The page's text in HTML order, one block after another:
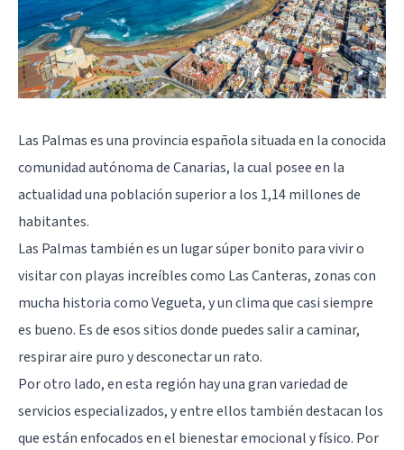
Las Palmas es una provincia española situada en la conocida
comunidad autónoma de Canarias, la cual posee en la
actualidad una población superior a los 1,14 millones de
habitantes.
Las Palmas también es un lugar súper bonito para vivir o
visitar con playas increíbles como Las Canteras, zonas con
mucha historia como Vegueta, y un clima que casi siempre
es bueno. Es de esos sitios donde puedes salir a caminar,
respirar aire puro y desconectar un rato.
Por otro lado, en esta región hay una gran variedad de
servicios especializados, y entre ellos también destacan los
que están enfocados en el bienestar emocional y físico. Por